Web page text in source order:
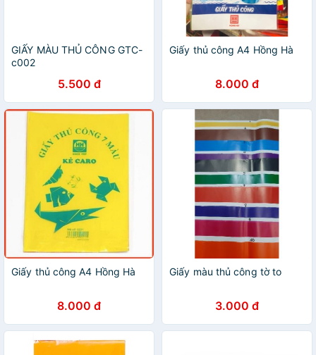
GIẤY MÀU THỦ CÔNG GTC-
c002
5.500 đ
Giấy thủ công A4 Hồng Hà
8.000 đ
Giấy thủ công A4 Hồng Hà
8.000 đ
Giấy màu thủ công tờ to
3.000 đ